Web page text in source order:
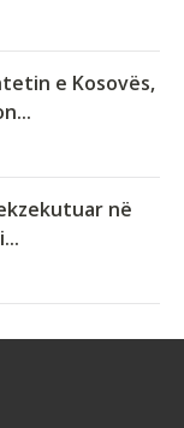
e Kosovës,
në